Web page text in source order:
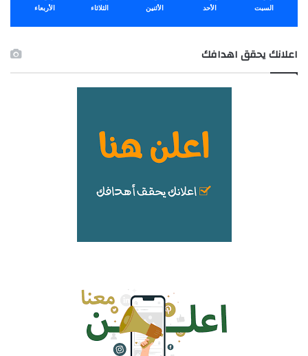
السبت الأحد الأثنين الثلاثاء الأربعاء
اعلانك يحقق اهدافك